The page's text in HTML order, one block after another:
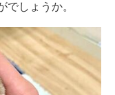
でしょうか。